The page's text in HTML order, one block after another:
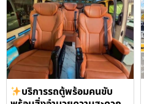
บริการรถตู้พร้อมคนขับ